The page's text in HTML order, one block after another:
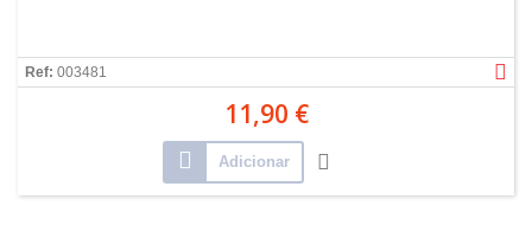
Ref: 003481
11,90 €
Adicionar